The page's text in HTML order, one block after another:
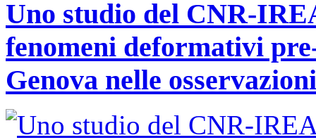
Uno studio del CNR-
fenomeni deformativi
Genova nelle